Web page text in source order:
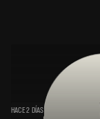
HACE 2 DÍAS